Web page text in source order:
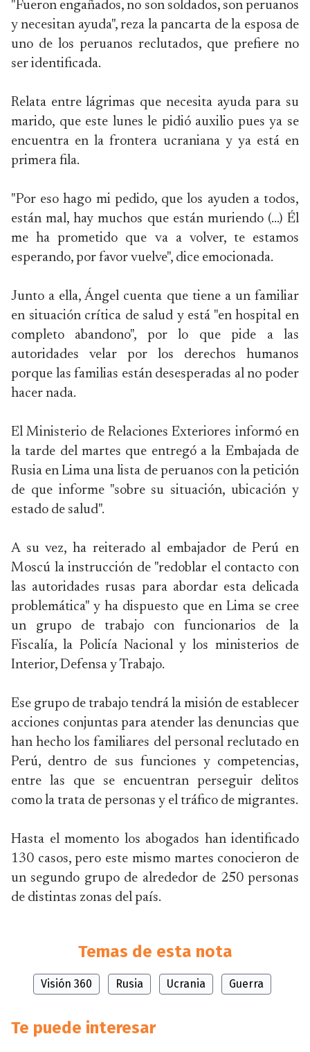
"Fueron engañados, no son soldados, son peruanos
y necesitan ayuda", reza la pancarta de la esposa de
uno de los peruanos reclutados, que prefiere no
ser identificada.
Relata entre lágrimas que necesita ayuda para su
marido, que este lunes le pidió auxilio pues ya se
encuentra en la frontera ucraniana y ya está en
primera fila.
"Por eso hago mi pedido, que los ayuden a todos,
están mal, hay muchos que están muriendo (...) Él
me ha prometido que va a volver, te estamos
esperando, por favor vuelve", dice emocionada.
Junto a ella, Ángel cuenta que tiene a un familiar
en situación crítica de salud y está "en hospital en
completo abandono", por lo que pide a las
autoridades velar por los derechos humanos
porque las familias están desesperadas al no poder
hacer nada.
El Ministerio de Relaciones Exteriores informó en
la tarde del martes que entregó a la Embajada de
Rusia en Lima una lista de peruanos con la petición
de que informe "sobre su situación, ubicación y
estado de salud".
A su vez, ha reiterado al embajador de Perú en
Moscú la instrucción de "redoblar el contacto con
las autoridades rusas para abordar esta delicada
problemática" y ha dispuesto que en Lima se cree
un grupo de trabajo con funcionarios de la
Fiscalía, la Policía Nacional y los ministerios de
Interior, Defensa y Trabajo.
Ese grupo de trabajo tendrá la misión de establecer
acciones conjuntas para atender las denuncias que
han hecho los familiares del personal reclutado en
Perú, dentro de sus funciones y competencias,
entre las que se encuentran perseguir delitos
como la trata de personas y el tráfico de migrantes.
Hasta el momento los abogados han identificado
130 casos, pero este mismo martes conocieron de
un segundo grupo de alrededor de 250 personas
de distintas zonas del país.
Temas de esta nota
Visión 360 Rusia Ucrania Guerra
Te puede interesar